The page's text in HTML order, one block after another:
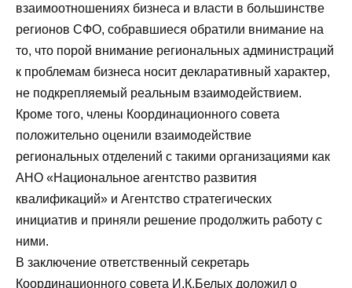
взаимоотношениях бизнеса и власти в большинстве
регионов СФО, собравшиеся обратили внимание на
то, что порой внимание региональных администраций
к проблемам бизнеса носит декларативный характер,
не подкрепляемый реальным взаимодействием.
Кроме того, члены Координационного совета
положительно оценили взаимодействие
региональных отделений с такими организациями как
АНО «Национальное агентство развития
квалификаций» и Агентство стратегических
инициатив и приняли решение продолжить работу с
ними.
В заключение ответственный секретарь
Координационного совета И.К.Белых доложил о